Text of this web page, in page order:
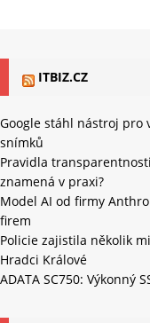
ITBIZ.CZ
Google stáhl nástroj pro
snímků
Pravidla
znamená v praxi?
Model AI od firmy
firem
Policie zajistila několik
Hradci Králové
ADATA SC750: Výkonný